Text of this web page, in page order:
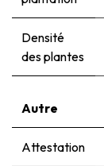
Densité
des plantes
Autre
Attestation